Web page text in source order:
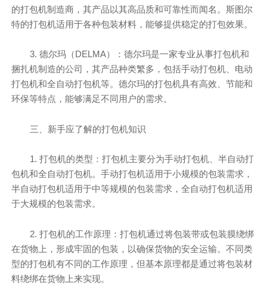
的打包机制造商，其产品以其高品质和可靠性而闻名。斯图尔
特的打包机适用于各种包装材料，能够提供稳定的打包效果。
3. 德尔玛（DELMA）：德尔玛是一家专业从事打包机和
捆扎机制造的公司，其产品种类繁多，包括手动打包机、电动
打包机和全自动打包机等。德尔玛的打包机具有高效、节能和
环保等特点，能够满足不同用户的需求。
三、新手应了解的打包机知识
1. 打包机的类型：打包机主要分为手动打包机、半自动打
包机和全自动打包机。手动打包机适用于小规模的包装需求，
半自动打包机适用于中等规模的包装需求，全自动打包机适用
于大规模的包装需求。
2. 打包机的工作原理：打包机通过将包装带或包装膜绕绑
在货物上，形成牢固的包装，以确保货物的安全运输。不同类
型的打包机有不同的工作原理，但基本原理都是通过将包装材
料绕绑在货物上来实现。